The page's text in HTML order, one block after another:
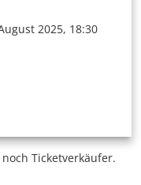
2025, 18:30
Ticketverkäufer.